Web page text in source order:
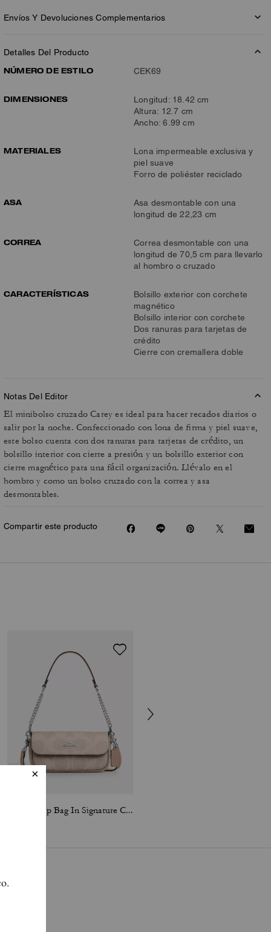
Envíos Y Devoluciones Complementarios
Detalles Del Producto
NÚMERO DE ESTILO
CEK69
DIMENSIONES
Longitud: 18.42 cm
Altura: 12.7 cm
Ancho: 6.99 cm
MATERIALES
Lona impermeable exclusiva y
piel suave
Forro de poliéster reciclado
ASA
Asa desmontable con una
longitud de 22,23 cm
CORREA
Correa desmontable con una
longitud de 70,5 cm para llevarlo
al hombro o cruzado
CARACTERÍSTICAS
Bolsillo exterior con corchete
magnético
Bolsillo interior con corchete
Dos ranuras para tarjetas de
crédito
Cierre con cremallera doble
Notas Del Editor
El minibolso cruzado Carey es ideal para hacer recados diarios o
salir por la noche. Confeccionado con lona de firma y piel suave,
este bolso cuenta con dos ranuras para tarjetas de crédito, un
bolsillo interior con cierre a presión y un bolsillo exterior con
cierre magnético para una fácil organización. Llévalo en el
hombro y como un bolso cruzado con la correa y asa
desmontables.
Compartir este producto
Hailey Flap Bag In Signature Canvas